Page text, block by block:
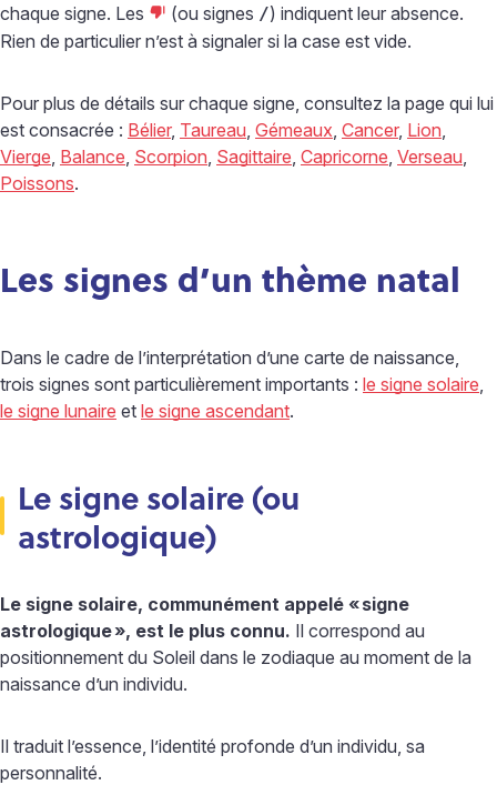
chaque signe. Les
(ou signes /) indiquent leur absence.
Rien de particulier n’est à signaler si la case est vide.
Pour plus de détails sur chaque signe, consultez la page qui lui
est consacrée : Bélier, Taureau Gémeaux Cancer, Lion
Vierge Balance Scorpion Sagittaire Capricorne Verseau
Poissons.
Les signes d’un thème natal
Dans le cadre de l’interprétation d’une carte de naissance,
trois signes sont particulièrement importants : le signe solaire
le signe lunaire et le signe ascendant.
Le signe solaire (ou
astrologique)
Le signe solaire, communément appelé «signe
astrologique», est le plus connu. Il correspond au
positionnement du Soleil dans le zodiaque au moment de la
naissance d’un individu.
Il traduit l’essence, l’identité profonde d’un individu, sa
personnalité.